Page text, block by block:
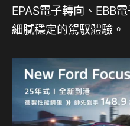
EPAS電子轉向、EBB
細膩穩定的駕馭體驗。